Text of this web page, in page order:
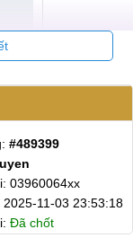
cấp là những
từng thay thế
#489399
03960064xx
2025-11-03 23:53:18
Đã chốt